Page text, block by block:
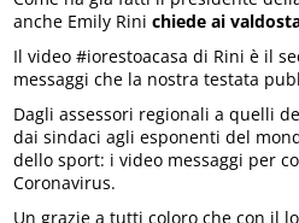
anche Emily Rinichiede ai
Il video #iorestoacasa di Rini è il
messaggi che la nostra testata
Dagli assessori regionali a quelli
dai sindaci agli esponenti del
dello sport: i video messaggi per
Coronavirus.
Un grazie a tutti coloro che con il